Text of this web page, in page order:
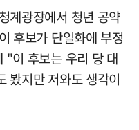
계광장에서 청년 공약
후보가 단일화에 부정
"이 후보는 우리 당 대
봤지만 저와도 생각이